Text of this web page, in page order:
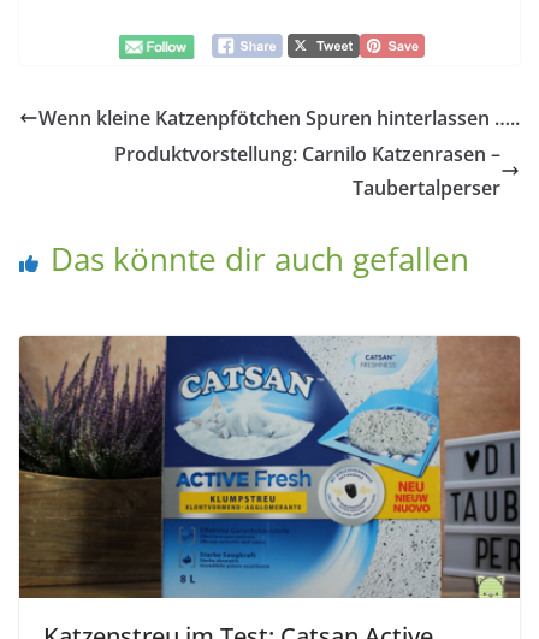
Wenn kleine Katzenpfötchen Spuren hinterlassen …..
Produktvorstellung: Carnilo Katzenrasen –
Taubertalperser
Das könnte dir auch gefallen